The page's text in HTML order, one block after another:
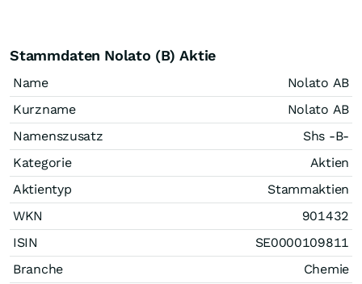
Stammdaten Nolato (B) Aktie
Name
Nolato AB
Kurzname
Nolato AB
Namenszusatz
Shs -B-
Kategorie
Aktien
Aktientyp
Stammaktien
WKN
901432
ISIN
SE0000109811
Branche
Chemie